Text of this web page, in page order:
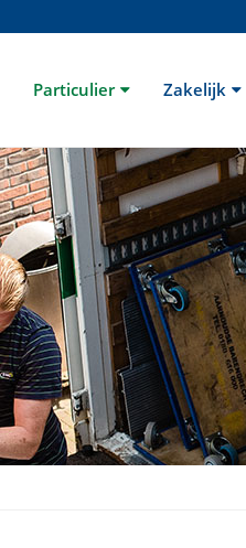
Particulier Zakelijk